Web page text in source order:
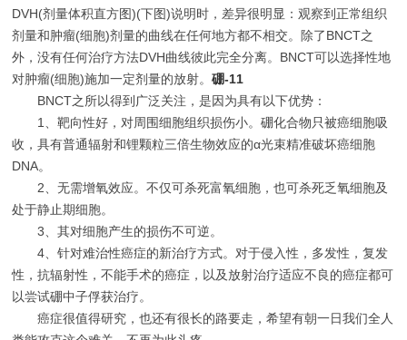
DVH(剂量体积直方图)(下图)说明时，差异很明显：观察到正常组织
剂量和肿瘤(细胞)剂量的曲线在任何地方都不相交。除了BNCT之
外，没有任何治疗方法DVH曲线彼此完全分离。BNCT可以选择性地
对肿瘤(细胞)施加一定剂量的放射。硼-11
BNCT之所以得到广泛关注，是因为具有以下优势：
1、靶向性好，对周围细胞组织损伤小。硼化合物只被癌细胞吸
收，具有普通辐射和锂颗粒三倍生物效应的α光束精准破坏癌细胞
DNA。
2、无需增氧效应。不仅可杀死富氧细胞，也可杀死乏氧细胞及
处于静止期细胞。
3、其对细胞产生的损伤不可逆。
4、针对难治性癌症的新治疗方式。对于侵入性，多发性，复发
性，抗辐射性，不能手术的癌症，以及放射治疗适应不良的癌症都可
以尝试硼中子俘获治疗。
癌症很值得研究，也还有很长的路要走，希望有朝一日我们全人